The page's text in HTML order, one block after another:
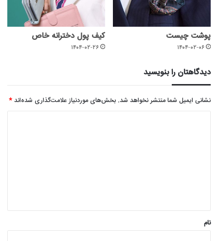
پوشت چیست
۱۴۰۴-۰۲-۰۶
کیف پول دخترانه خاص
۱۴۰۴-۰۲-۲۶
دیدگاهتان را بنویسید
نشانی ایمیل شما منتشر نخواهد شد. بخش‌های موردنیاز علامت‌گذاری شده‌اند*
نام